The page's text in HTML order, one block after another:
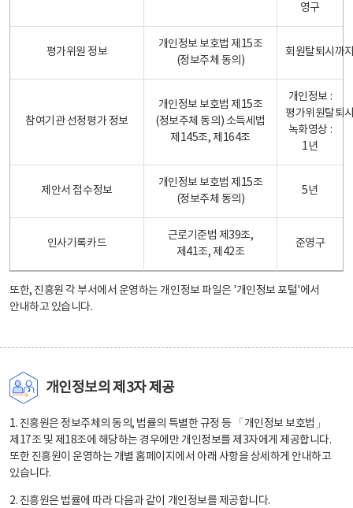
영구
평가위원 정보
개인정보 보호법 제15조
(정보주체 동의)
회원탈퇴시까
참여기관 선정평가 정보
개인정보 보호법 제15조
(정보주체 동의) 소득세법
제145조, 제164조
개인정보 :
평가위원탈퇴
녹화영상 :
1년
제안서 접수정보
개인정보 보호법 제15조
(정보주체 동의)
5년
인사기록카드
근로기준법 제39조,
제41조, 제42조
준영구
또한, 진흥원 각 부서에서 운영하는 개인정보 파일은 '개인정보 포털'에서
안내하고 있습니다.
개인정보의 제3자 제공
1. 진흥원은 정보주체의 동의, 법률의 특별한 규정 등 「개인정보 보호법」
제17조 및 제18조에 해당하는 경우에만 개인정보를 제3자에게 제공합니다.
또한 진흥원이 운영하는 개별 홈페이지에서 아래 사항을 상세하게 안내하고
있습니다.
2. 진흥원은 법률에 따라 다음과 같이 개인정보를 제공합니다.